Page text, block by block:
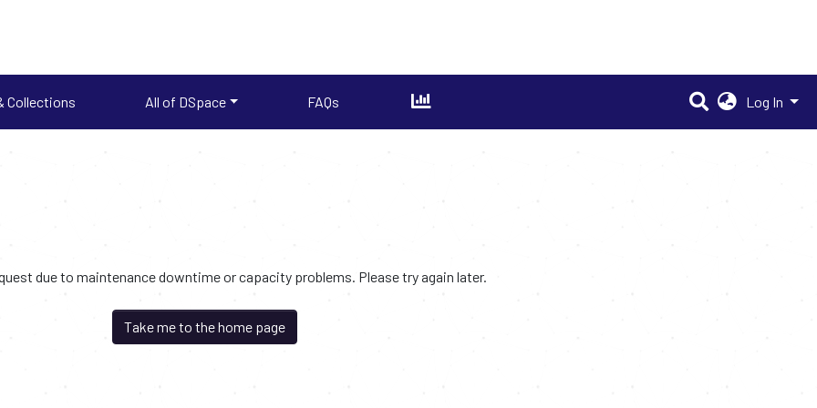
Collections All of DSpace FAQs Log In
due to maintenance downtime or capacity problems. Please try again later.
Take me to the home page